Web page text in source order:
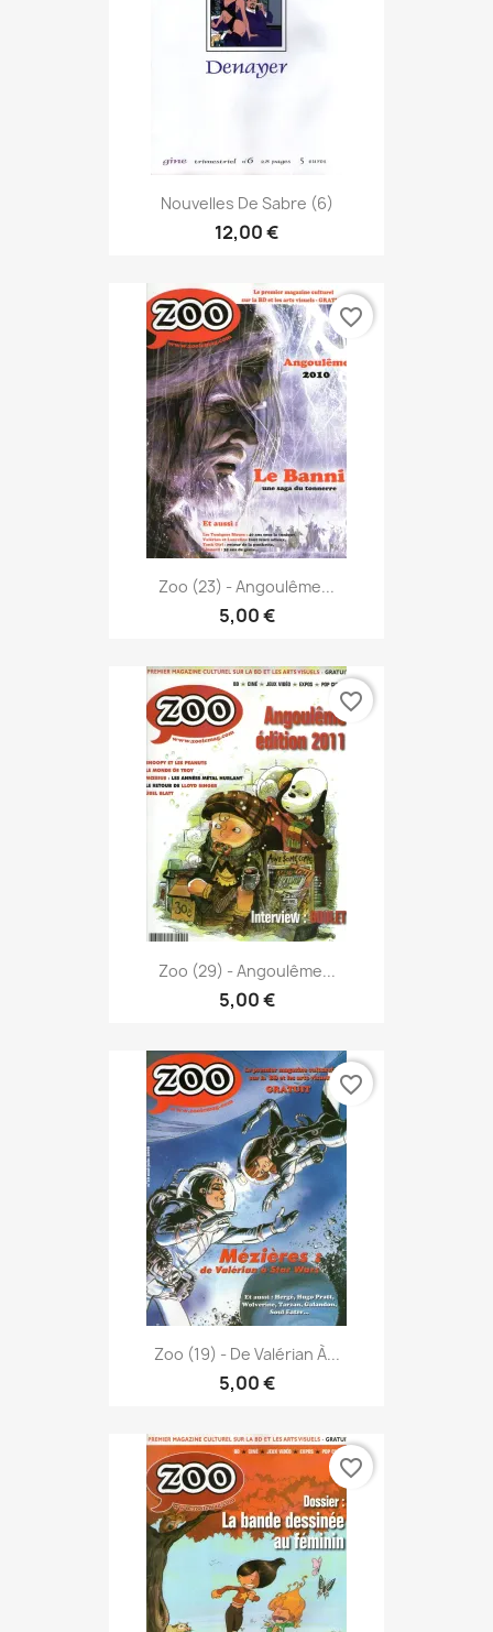
Nouvelles De Sabre (6)
12,00 €
Zoo (23) - Angoulême...
5,00 €
favorite_border
Zoo (29) - Angoulême...
5,00 €
favorite_border
Zoo (19) - De Valérian À...
5,00 €
favorite_border
favorite_border